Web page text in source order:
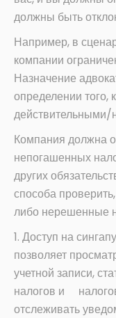
должны быть
Например, в
компании
Назначение
определении того,
действительными/
Компания должна
непогашенных
других
способа
либо нерешенные
1. Доступ на
позволяет
учетной записи,
налогов и
отслеживать